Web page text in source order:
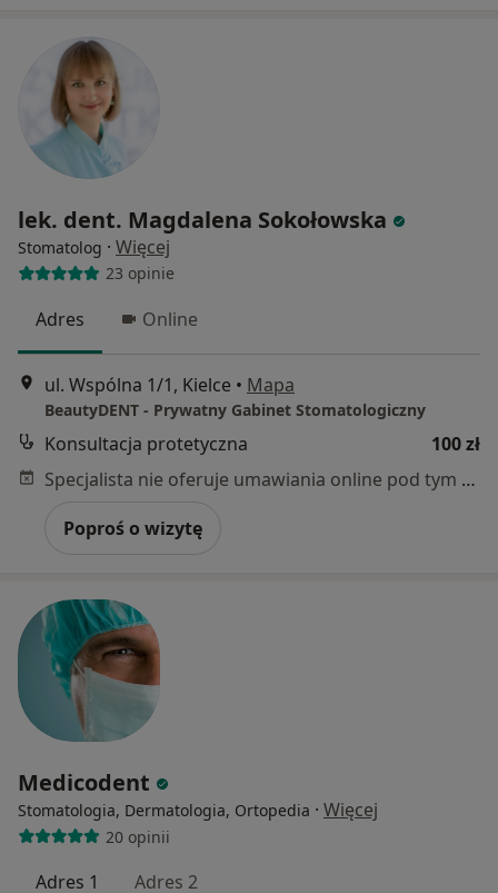
lek. dent. Magdalena Sokołowska
Stomatolog · Więcej
23 opinie
Adres Online
ul. Wspólna 1/1, Kielce • Mapa
BeautyDENT - Prywatny Gabinet Stomatologiczny
Konsultacja protetyczna
100 zł
Specjalista nie oferuje umawiania online pod tym adresem.
Poproś o wizytę
Medicodent
Stomatologia, Dermatologia, Ortopedia · Więcej
20 opinii
Adres 1 Adres 2